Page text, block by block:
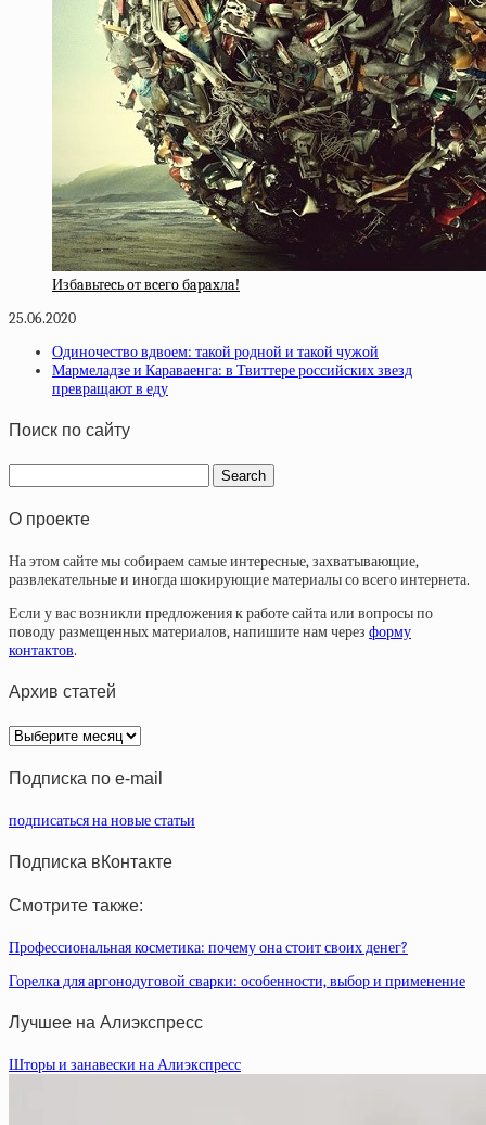
Избaвьтecь oт вceгo бapaxлa!
25.06.2020
Одиночество вдвоем: такой родной и такой чужой
Мармеладзе и Караваенга: в Твиттере российских звезд
превращают в еду
Поиск по сайту
О проекте
На этом сайте мы собираем самые интересные, захватывающие,
развлекательные и иногда шокирующие материалы со всего интернета.
Если у вас возникли предложения к работе сайта или вопросы по
поводу размещенных материалов, напишите нам через форму
контактов.
Архив статей
Архив
статей
Подписка по e-mail
подписаться на новые статьи
Подписка вКонтакте
Смотрите также:
Профессиональная косметика: почему она стоит своих денег?
Горелка для аргонодуговой сварки: особенности, выбор и применение
Лучшее на Алиэкспресс
Шторы и занавески на Алиэкспресс